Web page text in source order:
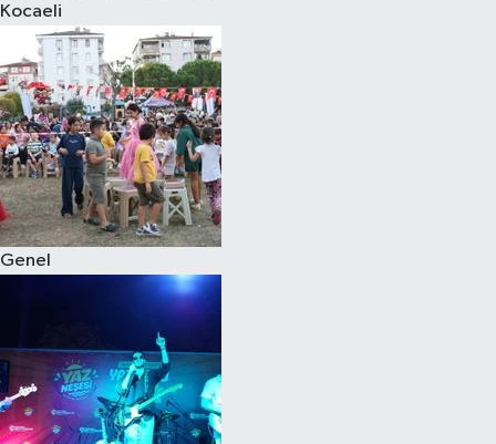
Kocaeli
Genel